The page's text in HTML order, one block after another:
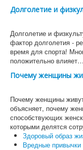
Долголетие и
Долголетие и
фактор долголетия -
время для спорта!
положительно влияет…
Почему женщины
Почему женщины
объясняет, почему
способствующих
которыми делятся
Здоровый образ
Вредные